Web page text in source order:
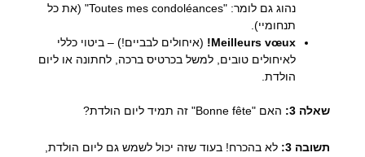
נהוג גם לומר: "Toutes mes condoléances" (את כל
תנחומיי).
Meilleurs vœux!
(איחולים לבביים!) – ביטוי כללי
לאיחולים טובים, למשל בכרטיס ברכה, לחתונה או ליום
הולדת.
שאלה 3: האם "Bonne fête" זה תמיד ליום הולדת?
תשובה 3:
לא בהכרח! בעוד שזה יכול לשמש גם ליום הולדת,